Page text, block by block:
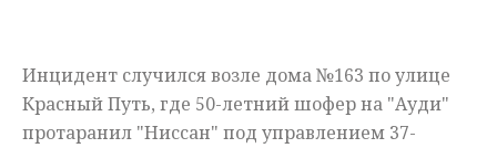
Инцидент случился возле дома №163 по улице
Красный Путь, где 50-летний шофер на "Ауди"
протаранил "Ниссан" под управлением 37-